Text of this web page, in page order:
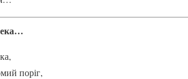
поріг,